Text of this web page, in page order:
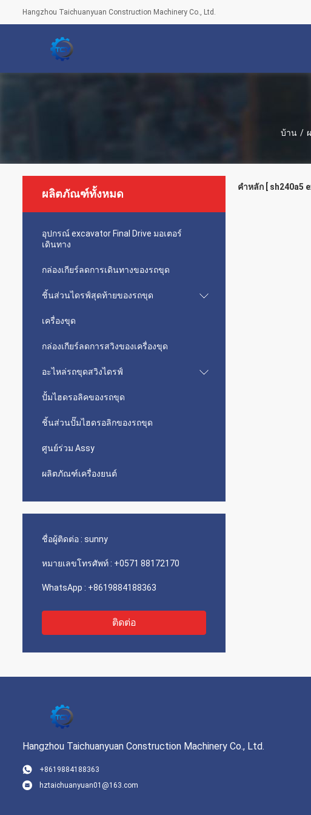
Hangzhou Taichuanyuan Construction Machinery Co., Ltd.
บ้าน /
ผลิตภัณฑ์ทั้งหมด
อุปกรณ์ excavator Final Drive มอเตอร์
เดินทาง
กล่องเกียร์ลดการเดินทางของรถขุด
ชิ้นส่วนไดรฟ์สุดท้ายของรถขุด
เครื่องขุด
กล่องเกียร์ลดการสวิงของเครื่องขุด
อะไหล่รถขุดสวิงไดรฟ์
ปั้มไฮดรอลิคของรถขุด
ชิ้นส่วนปั๊มไฮดรอลิกของรถขุด
ศูนย์ร่วม Assy
ผลิตภัณฑ์เครื่องยนต์
ชื่อผู้ติดต่อ : sunny
หมายเลขโทรศัพท์ : +0571 88172170
WhatsApp : +8619884188363
ติดต่อ
คำหลัก [ sh240a5
Hangzhou Taichuanyuan Construction Machinery Co., Ltd.
+8619884188363
hztaichuanyuan01@163.com